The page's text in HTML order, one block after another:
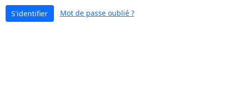
S'identifier Mot de passe oublié ?